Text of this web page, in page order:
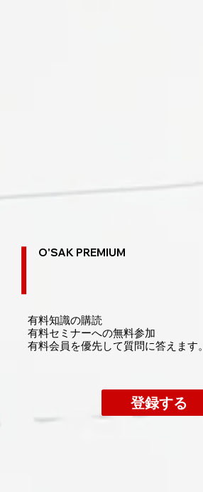
O'SAK PREMIUM
有料知識の購読
​有料セミナーへの無料参加
​有料会員を優先して質問に答えます。
登録する